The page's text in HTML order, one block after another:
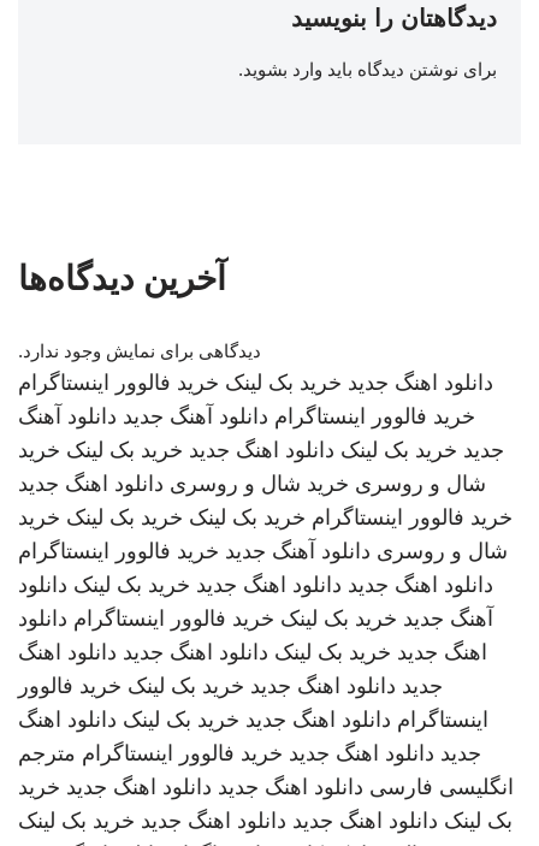
دیدگاهتان را بنویسید
برای نوشتن دیدگاه باید وارد بشوید.
آخرین دیدگاه‌ها
دیدگاهی برای نمایش وجود ندارد.
دانلود اهنگ جدید خرید بک لینک خرید فالوور اینستاگرام
خرید فالوور اینستاگرام دانلود آهنگ جدید دانلود آهنگ
جدید خرید بک لینک دانلود اهنگ جدید خرید بک لینک خرید
شال و روسری خرید شال و روسری دانلود اهنگ جدید
خرید فالوور اینستاگرام خرید بک لینک خرید بک لینک خرید
شال و روسری دانلود آهنگ جدید خرید فالوور اینستاگرام
دانلود اهنگ جدید دانلود اهنگ جدید خرید بک لینک دانلود
آهنگ جدید خرید بک لینک خرید فالوور اینستاگرام دانلود
اهنگ جدید خرید بک لینک دانلود اهنگ جدید دانلود اهنگ
جدید دانلود اهنگ جدید خرید بک لینک خرید فالوور
اینستاگرام دانلود اهنگ جدید خرید بک لینک دانلود اهنگ
جدید دانلود اهنگ جدید خرید فالوور اینستاگرام مترجم
انگلیسی فارسی دانلود اهنگ جدید دانلود اهنگ جدید خرید
بک لینک دانلود اهنگ جدید دانلود اهنگ جدید خرید بک لینک